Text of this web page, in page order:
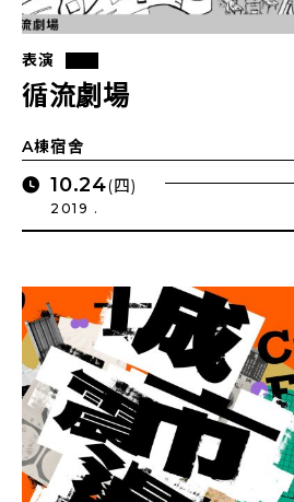
表演
循流劇場
A棟宿舍
10.24(四)
2019 .